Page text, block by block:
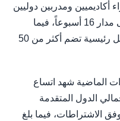
أكاديميين ومدربين دوليين
بإجمالي 486 ساعة تدريبية تمتد على مدار 16 أسبوعاً، فيما
يعمل على إنجاح البرنامج 9 فرق عمل رئيسية تضم أكثر من 50
الماضية شهد اتساع
الدول المتقدمة
وتم قبول 70 دولة وفق الاشتراطات، فيما بلغ